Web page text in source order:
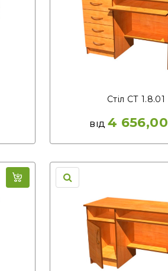
Стіл СТ 1.8.01
ВІД 4 656,00